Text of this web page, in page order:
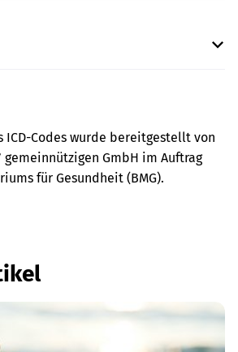
ICD-Codes wurde bereitgestellt von
gemeinnützigen GmbH im Auftrag
für Gesundheit (BMG).